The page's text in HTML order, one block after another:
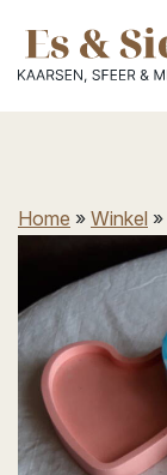
Home » Winkel »